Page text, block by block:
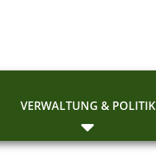
VERWALTUNG & POLITIK